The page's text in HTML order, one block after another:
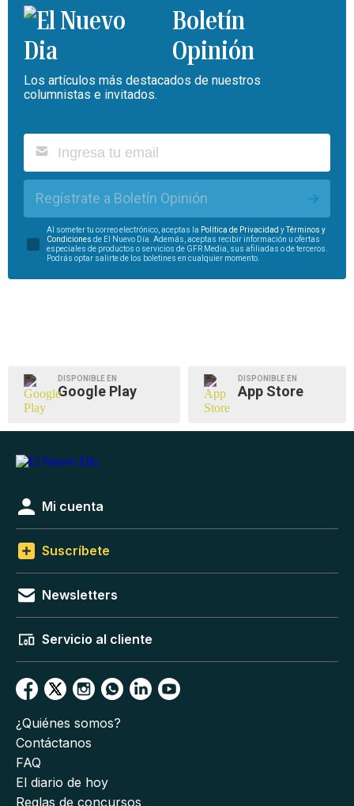
Boletín
Opinión
Los artículos más destacados de nuestros
columnistas e invitados.
Regístrate a Boletín Opinión
Al someter tu correo electrónico, aceptas la Política de Privacidad yTérminos y
Condiciones de El Nuevo Día. Además, aceptas recibir información u ofertas
especiales de productos o servicios de GFR Media, sus afiliadas o de terceros.
Podrás optar salirte de los boletines en cualquier momento.
DISPONIBLE EN
Google Play
DISPONIBLE EN
App Store
Mi cuenta
Suscríbete
Newsletters
Servicio al cliente
¿Quiénes somos?
Contáctanos
FAQ
El diario de hoy
Reglas de concursos